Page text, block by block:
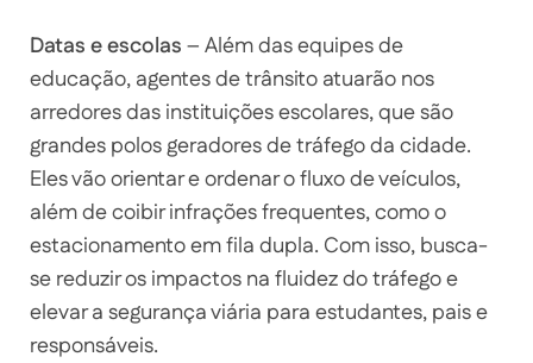
Datas e escolas– Além das equipes de
educação, agentes de trânsito atuarão nos
arredores das instituições escolares, que são
grandes polos geradores de tráfego da cidade.
Eles vão orientar e ordenar o fluxo de veículos,
além de coibir infrações frequentes, como o
estacionamento em fila dupla. Com isso, busca-
se reduzir os impactos na fluidez do tráfego e
elevar a segurança viária para estudantes, pais e
responsáveis.